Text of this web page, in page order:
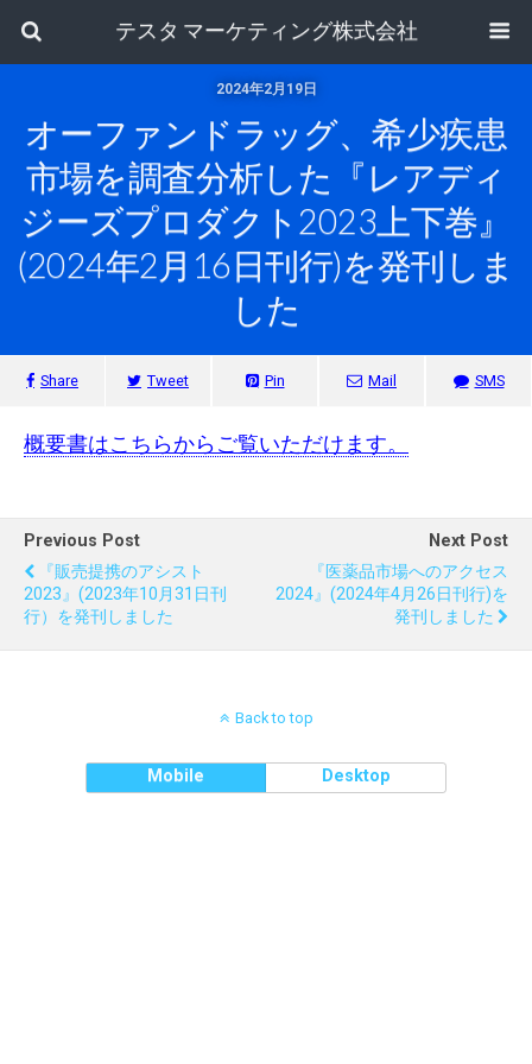
テスタ マーケティング株式会社
2024年2月19日
オーファンドラッグ、希少疾患
市場を調査分析した『レアディ
ジーズプロダクト2023上下巻』
(2024年2月16日刊行)を発刊しま
した
Share Tweet Pin Mail SMS
概要書はこちらからご覧いただけます。
Previous Post
『販売提携のアシスト
2023』(2023年10月31日刊
行）を発刊しました
Next Post
『医薬品市場へのアクセス
2024』(2024年4月26日刊行)を
発刊しました
Back to top
Mobile Desktop